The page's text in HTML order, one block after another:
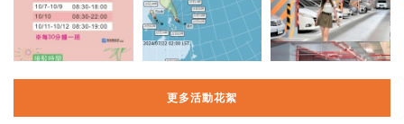
更多活動花絮